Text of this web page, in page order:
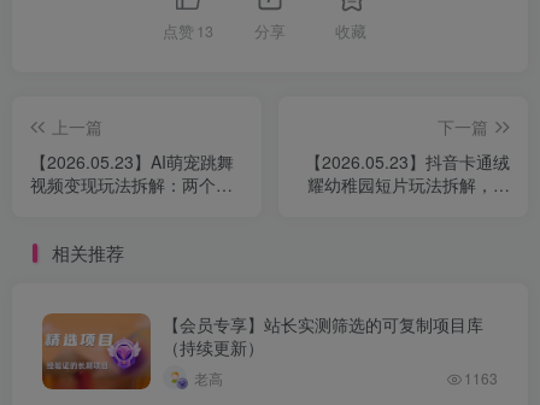
点赞 13 分享 收藏
上一篇
【2026.05.23】AI萌宠跳舞
视频变现玩法拆解：两个工
下一篇
【2026.05.23】抖音卡通绒
耀幼稚园短片玩法拆解，软
相关推荐
【会员专享】站长实测筛选的可复制项目库
（持续更新）
老高 1163